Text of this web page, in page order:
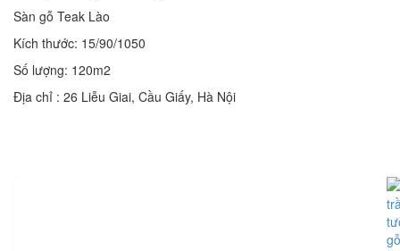
Sàn gỗ Teak Lào
Kích thước: 15/90/1050
Số lượng: 120m2
Địa chỉ : 26 Liễu Giai, Cầu Giấy, Hà Nội